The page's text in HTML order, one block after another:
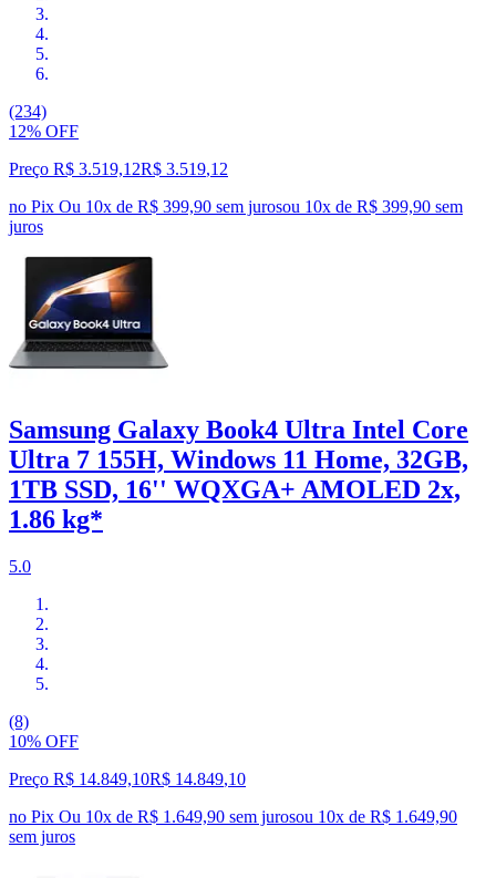
(234)
12% OFF
Preço R$ 3.519,12R$ 3.519,12
no Pix Ou 10x de R$ 399,90 sem jurosou 10x de R$ 399,90 sem
juros
Samsung Galaxy Book4 Ultra Intel Core
Ultra 7 155H, Windows 11 Home, 32GB,
1TB SSD, 16'' WQXGA+ AMOLED 2x,
1.86 kg*
5.0
(8)
10% OFF
Preço R$ 14.849,10R$ 14.849,10
no Pix Ou 10x de R$ 1.649,90 sem jurosou 10x de R$ 1.649,90
sem juros